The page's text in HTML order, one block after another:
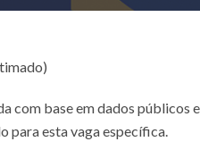
com base em dados públicos
para esta vaga específica.